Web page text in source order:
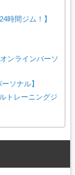
時間ジム！】
ンラインパーソ
ソナル】
トレーニングジ